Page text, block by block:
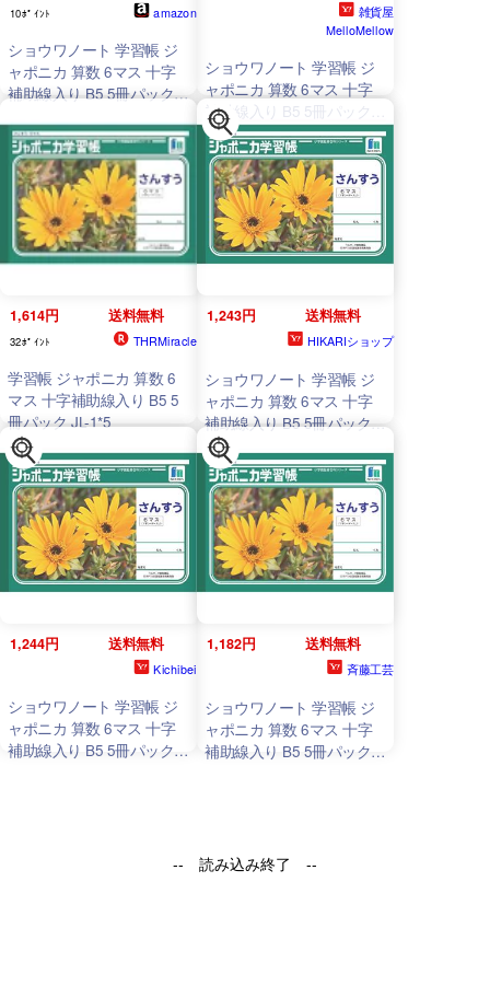
10ﾎﾟｲﾝﾄ amazon
ショウワノート 学習帳 ジ
ャポニカ 算数 6マス 十字
補助線入り B5 5冊パック
雑貨屋
MelloMellow
ショウワノート 学習帳 ジ
ャポニカ 算数 6マス 十字
補助線入り B5 5冊パック
JL-1*5
1,614円 送料無料
32ﾎﾟｲﾝﾄ THRMiracle
学習帳 ジャポニカ 算数 6
マス 十字補助線入り B5 5
冊パック JL-1*5
1,243円 送料無料
HIKARIショップ
ショウワノート 学習帳 ジ
ャポニカ 算数 6マス 十字
補助線入り B5 5冊パック
JL-1*5
1,244円 送料無料
Kichibei
ショウワノート 学習帳 ジ
ャポニカ 算数 6マス 十字
補助線入り B5 5冊パック
1,182円 送料無料
斉藤工芸
ショウワノート 学習帳 ジ
ャポニカ 算数 6マス 十字
補助線入り B5 5冊パック
-- 読み込み終了 --